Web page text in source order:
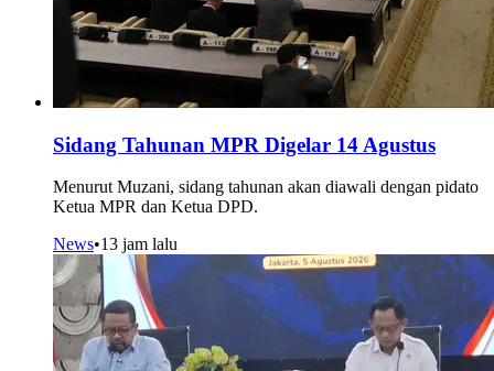
Sidang Tahunan MPR Digelar 14 Agustus
Menurut Muzani, sidang tahunan akan diawali dengan pidato
Ketua MPR dan Ketua DPD.
News•13 jam lalu